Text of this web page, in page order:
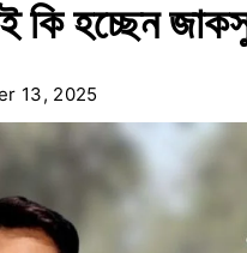
কি হচ্ছেন
13, 2025